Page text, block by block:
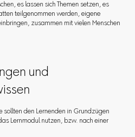
es lassen sich Themen setzen, es
teilgenommen werden, eigene
zusammen mit vielen Menschen
und
sollten den Lernenden in Grundzügen
Lernmodul nutzen, bzw. nach einer